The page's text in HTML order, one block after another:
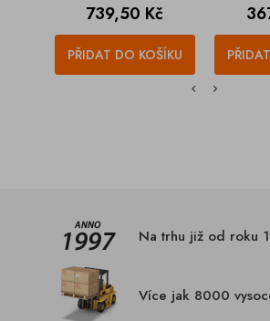
Cena
739,50 Kč
PŘIDAT DO KOŠÍKU
Na trhu již od roku
Více jak 8000